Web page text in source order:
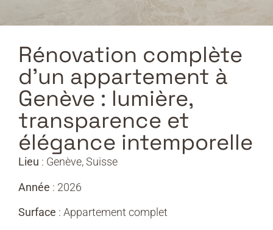
Rénovation complète
d’un appartement à
Genève : lumière,
transparence et
élégance intemporelle
Lieu : Genève, Suisse
Année : 2026
Surface : Appartement complet